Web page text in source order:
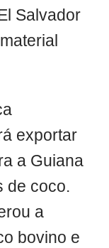
Salvador
exportar
a Guiana
de coco.
a
bovino e